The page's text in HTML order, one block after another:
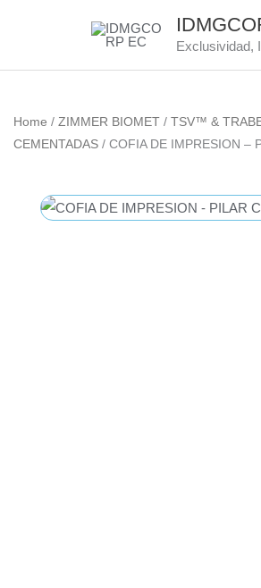
Exclusividad,
Home / ZIMMER BIOMET / TSV™ &
CEMENTADAS / COFIA DE IMPRESION –